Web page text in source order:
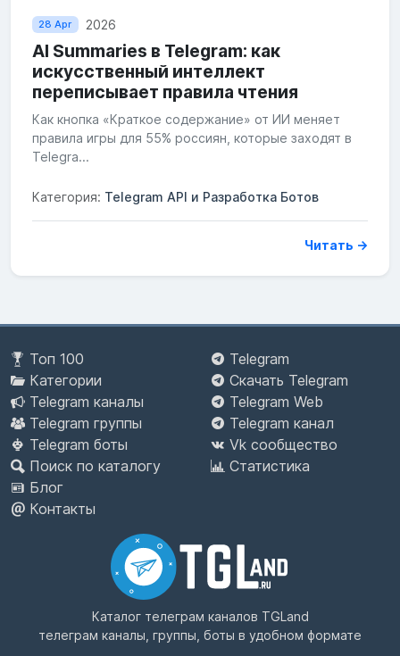
28 Apr 2026
AI Summaries в Telegram: как
искусственный интеллект
переписывает правила чтения
Как кнопка «Краткое содержание» от ИИ меняет
правила игры для 55% россиян, которые заходят в
Telegra...
Категория: Telegram API и Разработка Ботов
Читать →
Топ 100
Категории
Telegram каналы
Telegram группы
Telegram боты
Поиск по каталогу
Блог
Контакты
Telegram
Скачать Telegram
Telegram Web
Telegram канал
Vk сообщество
Статистика
Каталог телеграм каналов TGLand
телеграм каналы, группы, боты в удобном формате